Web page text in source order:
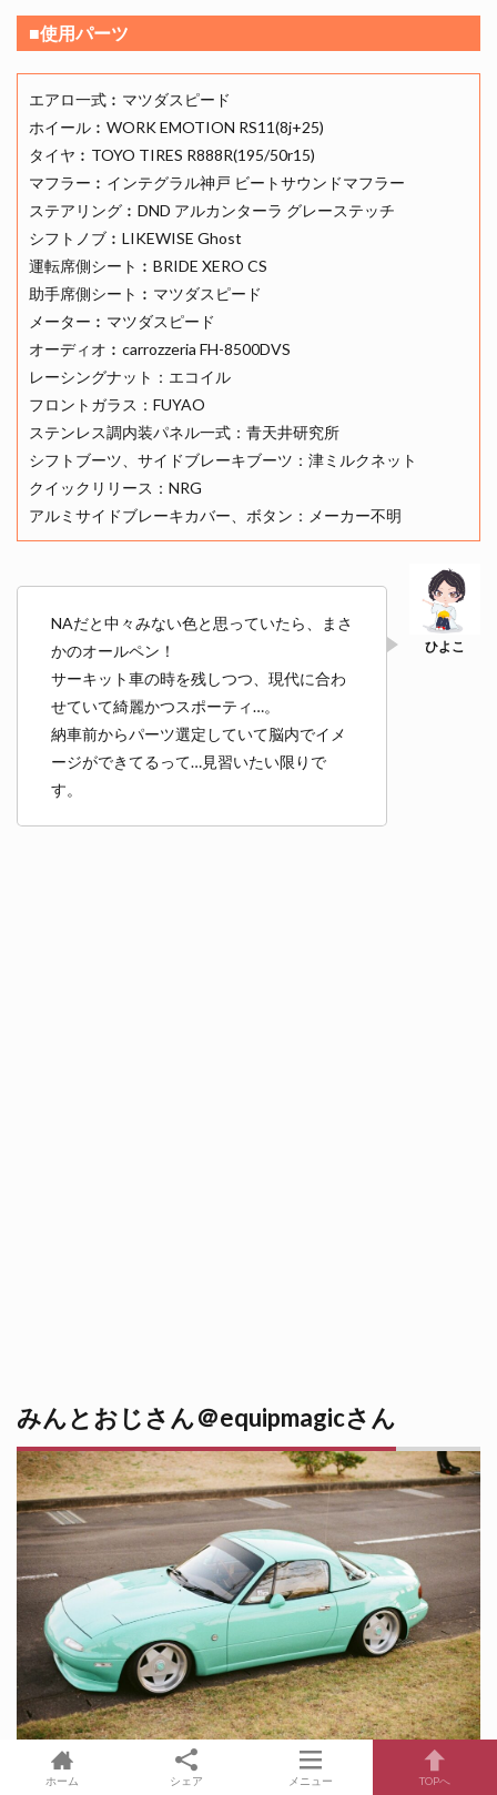
■使用パーツ
エアロ一式︰マツダスピード
ホイール︰WORK EMOTION RS11(8j+25)
タイヤ︰TOYO TIRES R888R(195/50r15)
マフラー︰インテグラル神戸 ビートサウンドマフラー
ステアリング︰DND アルカンターラ グレーステッチ
シフトノブ︰LIKEWISE Ghost
運転席側シート︰BRIDE XERO CS
助手席側シート︰マツダスピード
メーター︰マツダスピード
オーディオ︰carrozzeria FH-8500DVS
レーシングナット：エコイル
フロントガラス：FUYAO
ステンレス調内装パネル一式：青天井研究所
シフトブーツ、サイドブレーキブーツ：津ミルクネット
クイックリリース：NRG
アルミサイドブレーキカバー、ボタン：メーカー不明
NAだと中々みない色と思っていたら、まさ
かのオールペン！
サーキット車の時を残しつつ、現代に合わ
せていて綺麗かつスポーティ…。
納車前からパーツ選定していて脳内でイメ
ージができてるって…見習いたい限りで
す。
みんとおじさん＠equipmagicさん
ホーム シェア メニュー TOPへ